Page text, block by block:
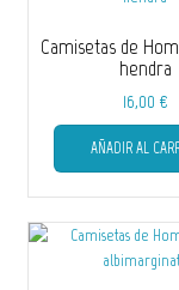
Camisetas de
hendra
16,00 €
AÑADIR AL